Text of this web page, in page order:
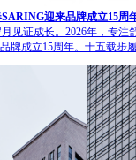
迎来品牌成立15周
见证成长。2026年，专注
牌成立15周年。十五载步